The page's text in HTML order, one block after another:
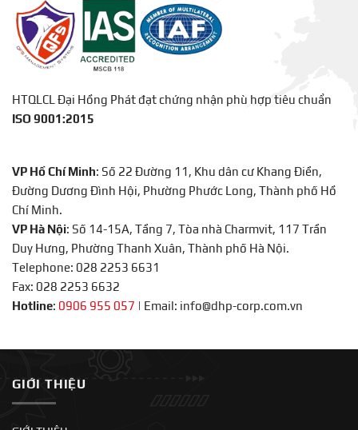
HTQLCL Đại Hồng Phát đạt chứng nhận phù hợp tiêu chuẩn
ISO 9001:2015
VP Hồ Chí Minh: Số 22 Đường 11, Khu dân cư Khang Điền,
Đường Dương Đình Hội, Phường Phước Long, Thành phố Hồ
Chí Minh.
VP Hà Nội: Số 14-15A, Tầng 7, Tòa nhà Charmvit, 117 Trần
Duy Hưng, Phường Thanh Xuân, Thành phố Hà Nội.
Telephone: 028 2253 6631
Fax: 028 2253 6632
Hotline: 0906 955 057 | Email: info@dhp-corp.com.vn
GIỚI THIỆU